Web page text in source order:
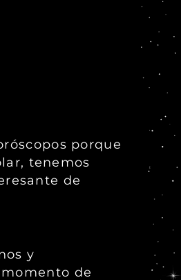
porque
tenemos
de
y
de